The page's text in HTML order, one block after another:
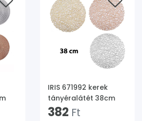
IRIS 671992 kerek
tányéralátét 38cm
382 Ft